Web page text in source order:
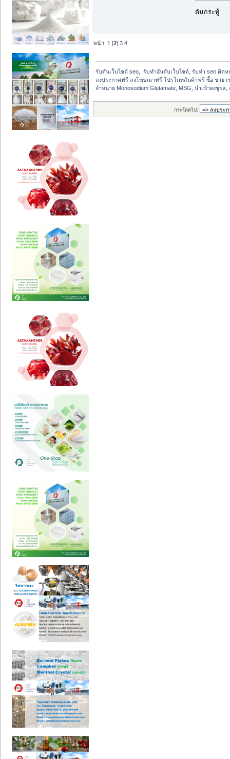
ดันกระทู้
หน้า: 1 [2]3 4
รับดันเว็บไซต์ seo,  รับทำอันดับเว็บไซต์, รับทำ seo ติดห
ลงประกาศฟรี ลงโฆษณาฟรี โปรโมทสินค้าฟรี ซื้อ ขาย เ
จำหน่าย Monosodium Glutamate, MSG, นำเข้าผงชูรส
กระโดดไป: